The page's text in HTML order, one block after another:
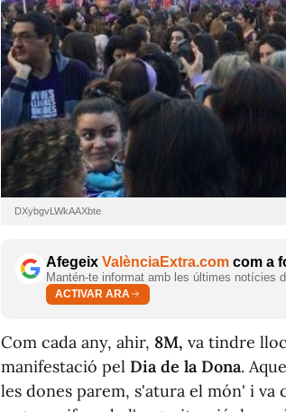
DXybgvLWkAAXbte
Afegeix ValènciaExtra.com com a
Mantén-te informat amb les últimes notícies
ACTIVAR ARA
Com cada any, ahir, 8M, va tindre
manifestació pel Dia de la Dona.
les dones parem, s'atura el món' i va